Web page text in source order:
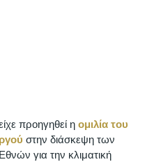
προηγηθεί η ομιλία του
στην διάσκεψη των
για την κλιματική